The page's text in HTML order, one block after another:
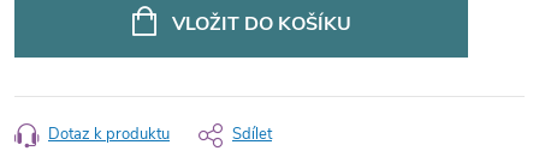
VLOŽIT DO KOŠÍKU
Dotaz k produktu Sdílet